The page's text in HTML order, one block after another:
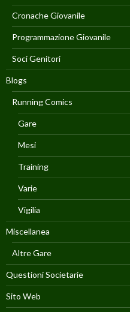
Cronache Giovanile
Programmazione Giovanile
Soci Genitori
Blogs
Running Comics
Gare
Mesi
Training
Varie
Vigilia
Miscellanea
Altre Gare
Questioni Societarie
Sito Web